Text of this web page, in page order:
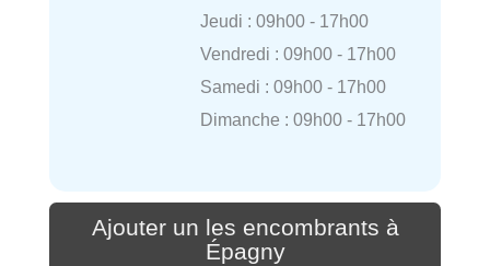
Jeudi : 09h00 - 17h00
Vendredi : 09h00 - 17h00
Samedi : 09h00 - 17h00
Dimanche : 09h00 - 17h00
Ajouter un les encombrants à
Épagny